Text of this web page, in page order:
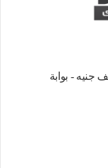
فرد أمن براتب يصل لـ13 ألف جنيه - بوابة